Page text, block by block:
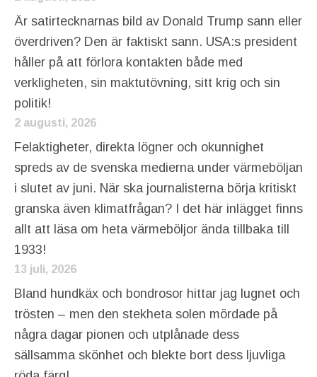
Är satirtecknarnas bild av Donald Trump sann eller
överdriven? Den är faktiskt sann. USA:s president
håller på att förlora kontakten både med
verkligheten, sin maktutövning, sitt krig och sin
politik!
2 augusti, 2026
Felaktigheter, direkta lögner och okunnighet
spreds av de svenska medierna under värmeböljan
i slutet av juni. När ska journalisterna börja kritiskt
granska även klimatfrågan? I det här inlägget finns
allt att läsa om heta värmeböljor ända tillbaka till
1933!
13 juli, 2026
Bland hundkäx och bondrosor hittar jag lugnet och
trösten – men den stekheta solen mördade på
några dagar pionen och utplånade dess
sällsamma skönhet och blekte bort dess ljuvliga